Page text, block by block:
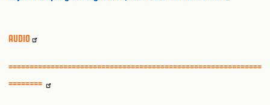
AUDIO
============================================================
========